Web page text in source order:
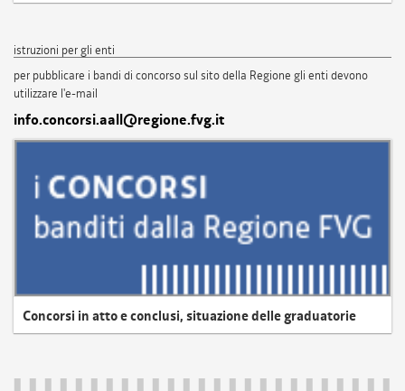
istruzioni per gli enti
per pubblicare i bandi di concorso sul sito della Regione gli enti devono
utilizzare l'e-mail
info.concorsi.aall@regione.fvg.it
Concorsi in atto e conclusi, situazione delle graduatorie